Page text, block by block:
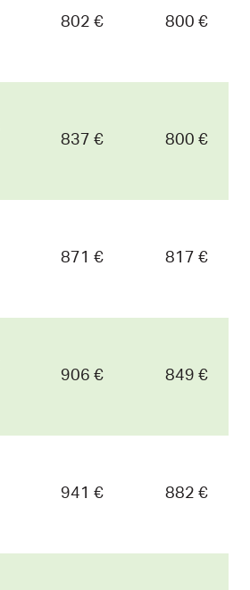
802 € 800 €
837 € 800 €
871 € 817 €
906 € 849 €
941 € 882 €